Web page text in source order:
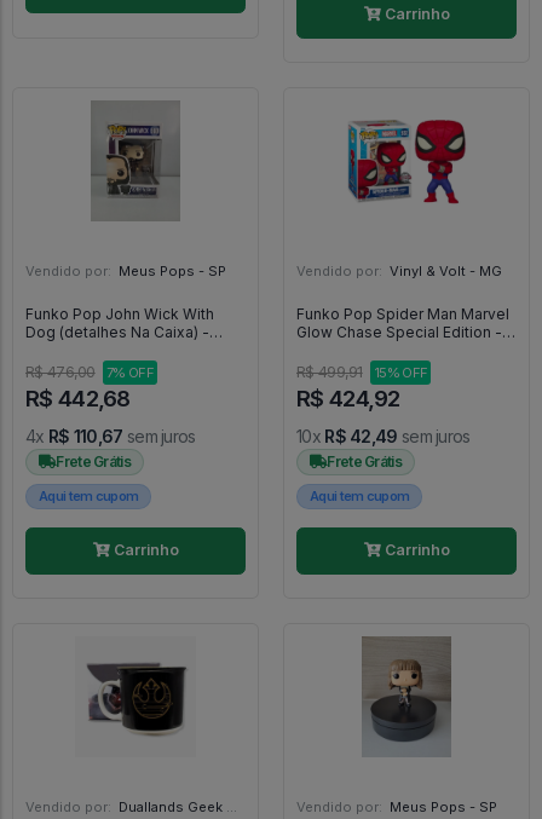
Carrinho
Vendido por: Meus Pops - SP
Funko Pop John Wick With
Dog (detalhes Na Caixa) -
R$ 476,00
7% OFF
R$ 442,68
4x R$ 110,67 sem juros
Frete Grátis
Aqui tem cupom
Carrinho
Vendido por: Vinyl & Volt - MG
Funko Pop Spider Man Marvel
Glow Chase Special Edition -
R$ 499,91
15% OFF
R$ 424,92
10x R$ 42,49 sem juros
Frete Grátis
Aqui tem cupom
Carrinho
Vendido por: Duallands Geek Store - RS Vendido por: Meus Pops - SP